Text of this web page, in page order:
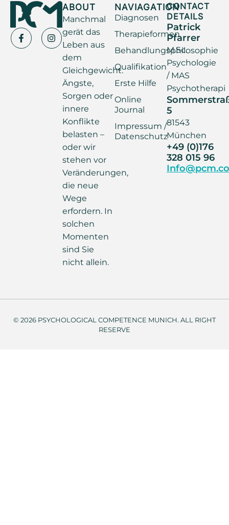
ABOUT
Manchmal
gerät das
Leben aus
dem
Gleichgewicht.
Ängste,
Sorgen oder
innere
Konflikte
belasten –
oder wir
stehen vor
Veränderungen,
die neue
Wege
erfordern. In
solchen
Momenten
sind Sie
nicht allein.
NAVIAGATION
Diagnosen
Therapieformen
Behandlungsphilosophie
Qualifikation
Erste Hilfe
Online
Journal
Impressum /
Datenschutz
CONTACT
DETAILS
Patrick
Pfarrer
M.Sc.
Psychologie
/ MAS
Psychotherapi
5
81543
München
+49 (0)176
328 015 96
© 2026 PSYCHOLOGICAL COMPETENCE MUNICH. ALL RIGHT
RESERVE